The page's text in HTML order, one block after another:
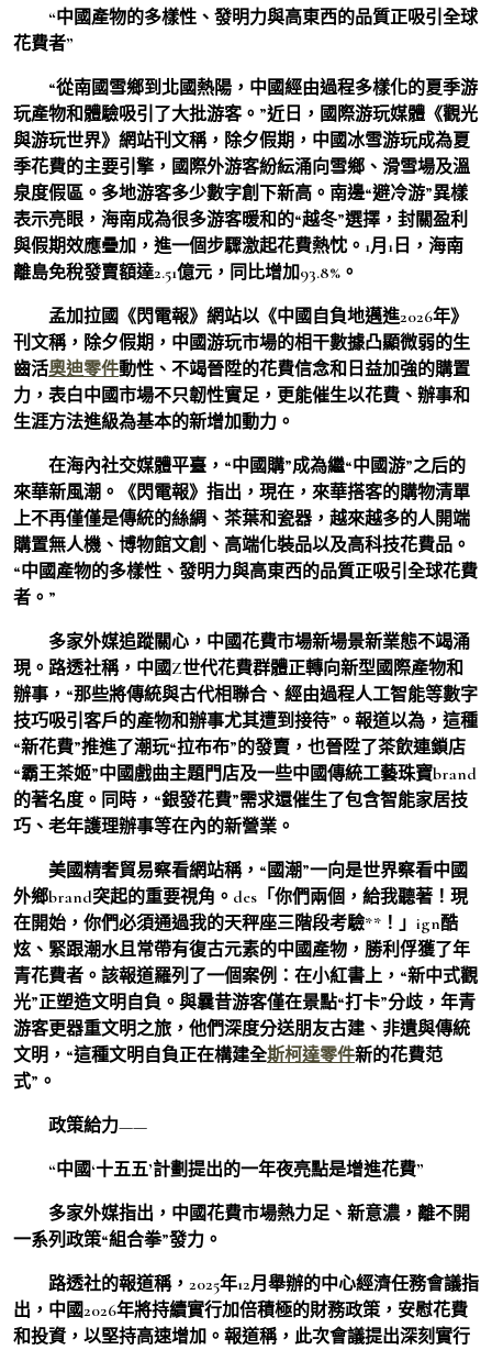
“中國產物的多樣性、發明力與高東西的品質正吸引全球
花費者”
“從南國雪鄉到北國熱陽，中國經由過程多樣化的夏季游
玩產物和體驗吸引了大批游客。”近日，國際游玩媒體《觀光
與游玩世界》網站刊文稱，除夕假期，中國冰雪游玩成為夏
季花費的主要引擎，國際外游客紛紜涌向雪鄉、滑雪場及溫
泉度假區。多地游客多少數字創下新高。南邊“避冷游”異樣
表示亮眼，海南成為很多游客暖和的“越冬”選擇，封關盈利
與假期效應疊加，進一個步驟激起花費熱忱。1月1日，海南
離島免稅發賣額達2.51億元，同比增加93.8%。
孟加拉國《閃電報》網站以《中國自負地邁進2026年》
刊文稱，除夕假期，中國游玩市場的相干數據凸顯微弱的生
齒活奧迪零件動性、不竭晉陞的花費信念和日益加強的購置
力，表白中國市場不只韌性實足，更能催生以花費、辦事和
生涯方法進級為基本的新增加動力。
在海內社交媒體平臺，“中國購”成為繼“中國游”之后的
來華新風潮。《閃電報》指出，現在，來華搭客的購物清單
上不再僅僅是傳統的絲綢、茶葉和瓷器，越來越多的人開端
購置無人機、博物館文創、高端化裝品以及高科技花費品。
“中國產物的多樣性、發明力與高東西的品質正吸引全球花費
者。”
多家外媒追蹤關心，中國花費市場新場景新業態不竭涌
現。路透社稱，中國Z世代花費群體正轉向新型國際產物和
辦事，“那些將傳統與古代相聯合、經由過程人工智能等數字
技巧吸引客戶的產物和辦事尤其遭到接待”。報道以為，這種
“新花費”推進了潮玩“拉布布”的發賣，也晉陞了茶飲連鎖店
“霸王茶姬”中國戲曲主題門店及一些中國傳統工藝珠寶brand
的著名度。同時，“銀發花費”需求還催生了包含智能家居技
巧、老年護理辦事等在內的新營業。
美國精奢貿易察看網站稱，“國潮”一向是世界察看中國
外鄉brand突起的重要視角。des「你們兩個，給我聽著！現
在開始，你們必須通過我的天秤座三階段考驗**！」ign酷
炫、緊跟潮水且常帶有復古元素的中國產物，勝利俘獲了年
青花費者。該報道羅列了一個案例：在小紅書上，“新中式觀
光”正塑造文明自負。與曩昔游客僅在景點“打卡”分歧，年青
游客更器重文明之旅，他們深度分送朋友古建、非遺與傳統
文明，“這種文明自負正在構建全斯柯達零件新的花費范
式”。
政策給力——
“中國‘十五五’計劃提出的一年夜亮點是增進花費”
多家外媒指出，中國花費市場熱力足、新意濃，離不開
一系列政策“組合拳”發力。
路透社的報道稱，2025年12月舉辦的中心經濟任務會議指
出，中國2026年將持續實行加倍積極的財務政策，安慰花費
和投資，以堅持高速增加。報道稱，此次會議提出深刻實行